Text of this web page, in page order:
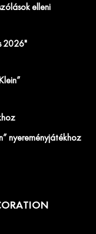
elleni
2026"
nyereményjátékhoz